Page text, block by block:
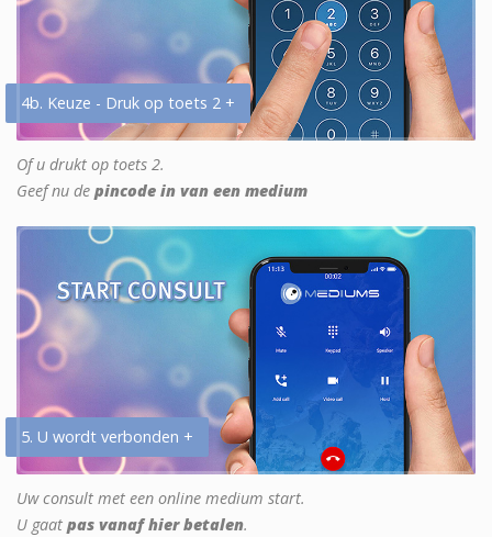
4b. Keuze - Druk op toets 2 +
Of u drukt op toets 2.
Geef nu de pincode in van een medium
5. U wordt verbonden +
Uw consult met een online medium start.
U gaat pas vanaf hier betalen.